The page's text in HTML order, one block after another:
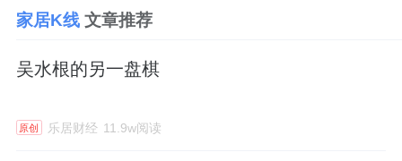
家居K线文章推荐
吴水根的另一盘棋
原创 乐居财经 11.9w阅读